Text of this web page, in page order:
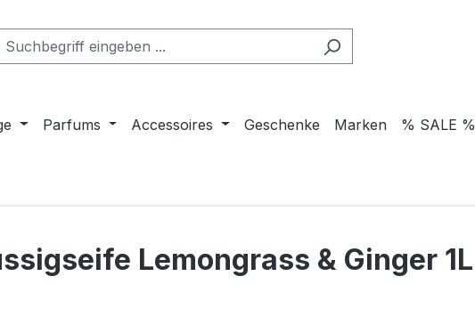
Parfums Accessoires Geschenke Marken % SALE %
Lemongrass & Ginger 1L